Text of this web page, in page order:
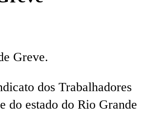
Greve.
dos Trabalhadores
do estado do Rio Grande